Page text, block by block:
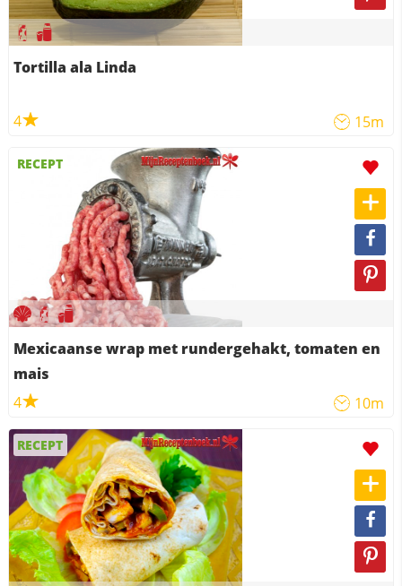
Tortilla ala Linda
4 15m
RECEPT
Mexicaanse wrap met rundergehakt, tomaten en
mais
4
10m
RECEPT